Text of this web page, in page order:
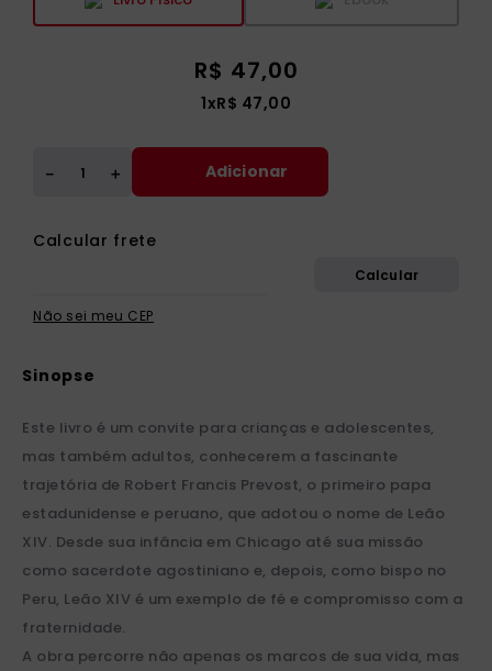
R$ 47,00
1xR$ 47,00
＋
－ Adicionar
Não sei meu CEP
Este livro é um convite para crianças e adolescentes,
mas também adultos, conhecerem a fascinante
trajetória de Robert Francis Prevost, o primeiro papa
estadunidense e peruano, que adotou o nome de Leão
XIV. Desde sua infância em Chicago até sua missão
como sacerdote agostiniano e, depois, como bispo no
Peru, Leão XIV é um exemplo de fé e compromisso com a
fraternidade.
A obra percorre não apenas os marcos de sua vida, mas